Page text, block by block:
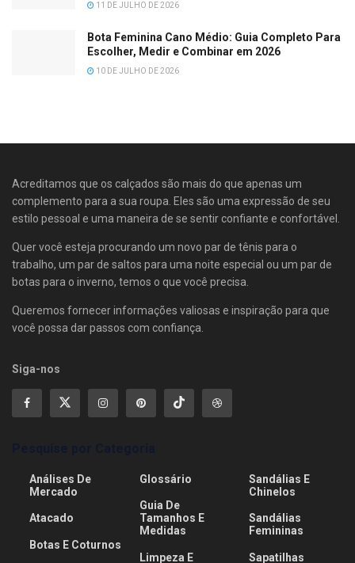
11 DE JULHO DE 2026
Bota Feminina Cano Médio: Guia Completo Para
Escolher, Medir e Combinar em 2026
10 DE JULHO DE 2026
Acreditamos que os calçados são mais do que apenas um
complemento para a sua roupa. Eles são uma expressão de seu
estilo pessoal e uma maneira de se sentir confiante e confortável.
Quer você esteja procurando um novo par de tênis para o
trabalho, um par de saltos para uma noite especial ou um par de
botas para o inverno, temos o que você precisa.
Queremos fornecer informações valiosas e inspiração para que
você possa dar passos com confiança.
Siga-nos
Análises De
Mercado
Atacado
Botas E Coturnos
Glossário
Guia De
Tamanhos E
Medidas
Limpeza E
Sandálias E
Chinelos
Sandálias
Femininas
Sapatilhas